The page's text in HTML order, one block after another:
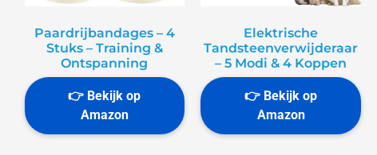
Paardrijbandages – 4
Stuks – Training &
Ontspanning
Elektrische
Tandsteenverwijderaar
– 5 Modi & 4 Koppen